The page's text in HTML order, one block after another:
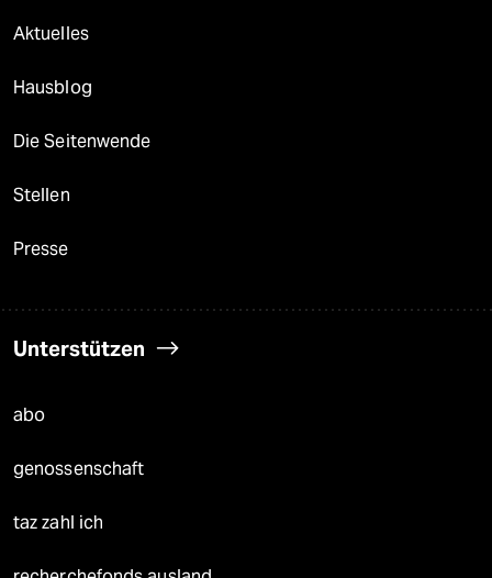
Aktuelles
Hausblog
Die Seitenwende
Stellen
Presse
Unterstützen
abo
genossenschaft
taz zahl ich